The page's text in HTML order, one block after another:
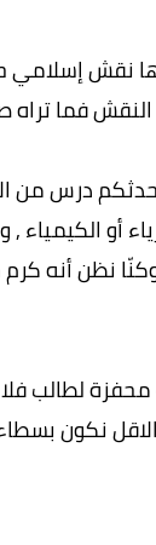
نقش إسلامي
فما تراه
درس من
أو الكيمياء
نظن أنه
لطالب
نكون